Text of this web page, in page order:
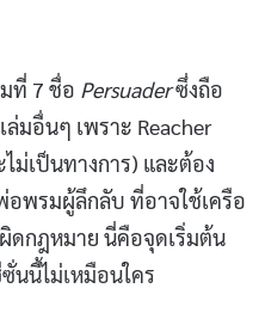
ที่ 7 ชื่อ Persuaderซึ่งถือ
ล่มอื่นๆ เพราะ Reacher
ม่เป็นทางการ) และต้อง
อพรมผู้ลึกลับ ที่อาจใช้เครือ
ดกฎหมาย นี่คือจุดเริ่มต้น
นนี้ไม่เหมือนใคร